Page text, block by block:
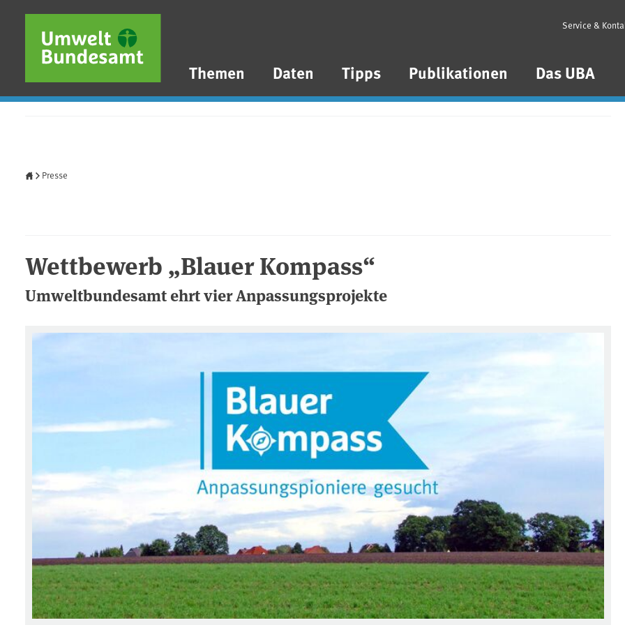
Direkt zum Inhalt
Direkt zum Hauptmenü
Direkt zur Fußzeile
Themen Daten Tipps Publikationen Das UBA
Service &
Presse
Wettbewerb „Blauer Kompass“
Umweltbundesamt ehrt vier Anpassungsprojekte